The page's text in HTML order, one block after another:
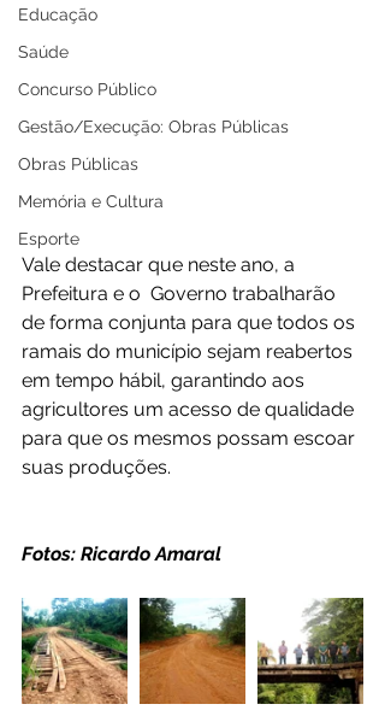
Educação
Saúde
Concurso Público
Gestão/Execução: Obras Públicas
Obras Públicas
Memória e Cultura
Esporte
Vale destacar que neste ano, a
Prefeitura e o  Governo trabalharão
de forma conjunta para que todos os
ramais do município sejam reabertos
em tempo hábil, garantindo aos
agricultores um acesso de qualidade
para que os mesmos possam escoar
suas produções.
Fotos: Ricardo Amaral